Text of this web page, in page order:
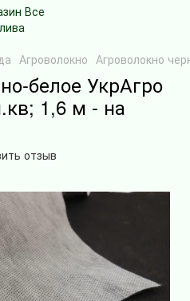
Агроволокно Агроволокно
белое УкрАгро
1,6 м - на
отзыв